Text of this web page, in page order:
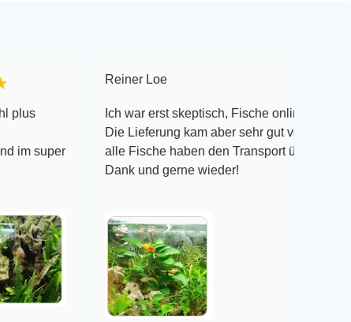
Ich war erst skeptisch, Fische online zu bestellen!
Die Lieferung kam aber sehr gut verpackt an und
alle Fische haben den Transport überlebt! Vielen
Dank und gerne wieder!